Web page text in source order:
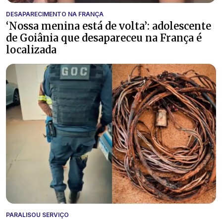
DESAPARECIMENTO NA FRANÇA
‘Nossa menina está de volta’: adolescente
de Goiânia que desapareceu na França é
localizada
PARALISOU SERVIÇO